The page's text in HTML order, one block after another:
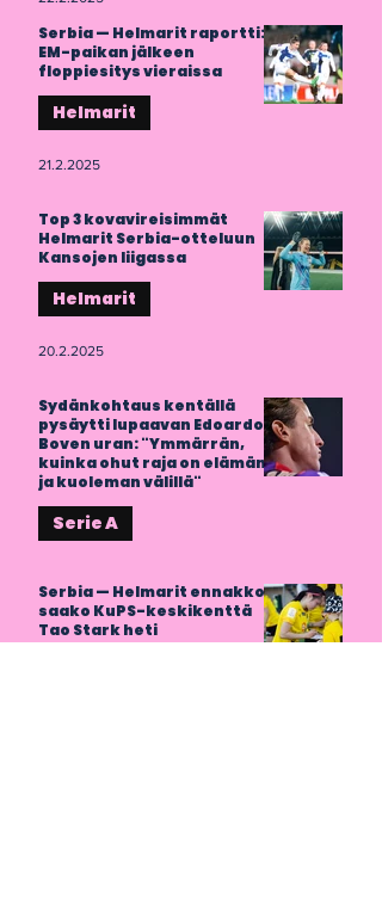
Serbia — Helmarit raportti:
EM-paikan jälkeen
floppiesitys vieraissa
Helmarit
21.2.2025
Top 3 kovavireisimmät
Helmarit Serbia-otteluun
Kansojen liigassa
Helmarit
20.2.2025
Sydänkohtaus kentällä
pysäytti lupaavan Edoardo
Boven uran: "Ymmärrän,
kuinka ohut raja on elämän
ja kuoleman välillä"
Serie A
Serbia — Helmarit ennakko:
saako KuPS-keskikenttä
Tao Stark heti
mahdollisuuden näyttää?